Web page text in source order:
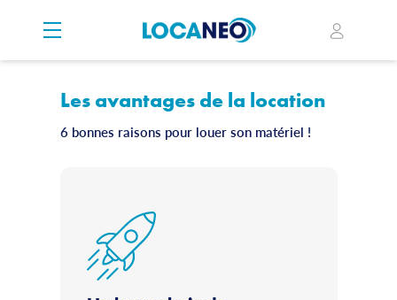
Les avantages de la location
6 bonnes raisons pour louer son matériel !